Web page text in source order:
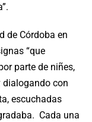
de Córdoba en
“que
parte de niñes,
con
escuchadas
Cada una